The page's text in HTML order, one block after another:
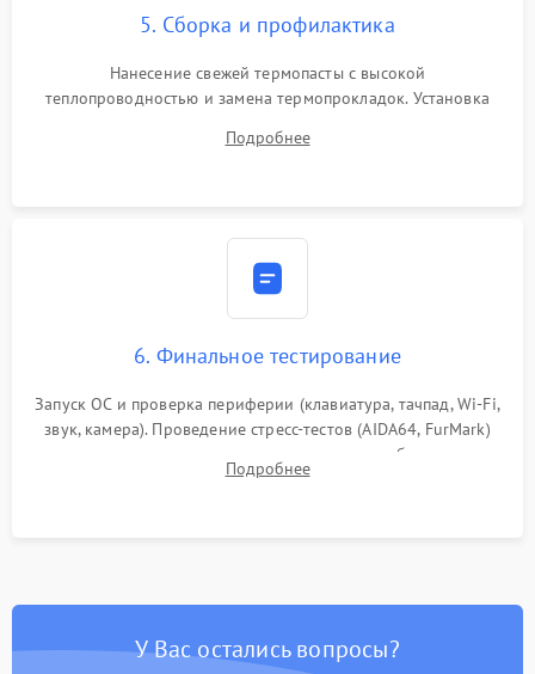
5. Сборка и профилактика
Нанесение свежей термопасты с высокой
теплопроводностью и замена термопрокладок. Установка
шлейфов, модулей памяти и накопителей. Предварительная
Подробнее
6. Финальное тестирование
Запуск ОС и проверка периферии (клавиатура, тачпад, Wi-Fi,
звук, камера). Проведение стресс-тестов (AIDA64, FurMark)
для контроля температурного режима и стабильности
системы под пиковой нагрузкой.
Подробнее
У Вас остались вопросы?